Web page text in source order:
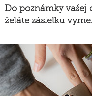
Do poznámky vašej
želáte zásielku